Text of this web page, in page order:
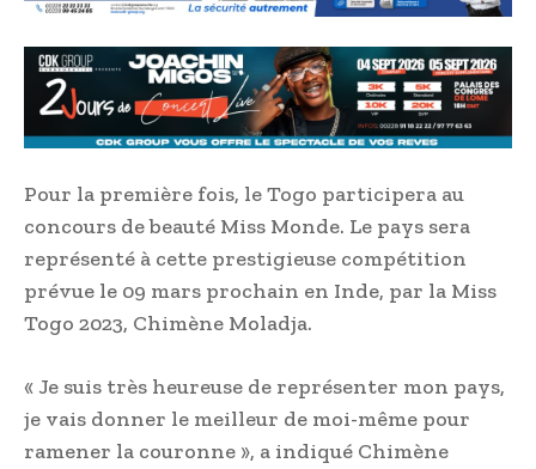
Pour la première fois, le Togo participera au
concours de beauté Miss Monde. Le pays sera
représenté à cette prestigieuse compétition
prévue le 09 mars prochain en Inde, par la Miss
Togo 2023, Chimène Moladja.
« Je suis très heureuse de représenter mon pays,
je vais donner le meilleur de moi-même pour
ramener la couronne », a indiqué Chimène